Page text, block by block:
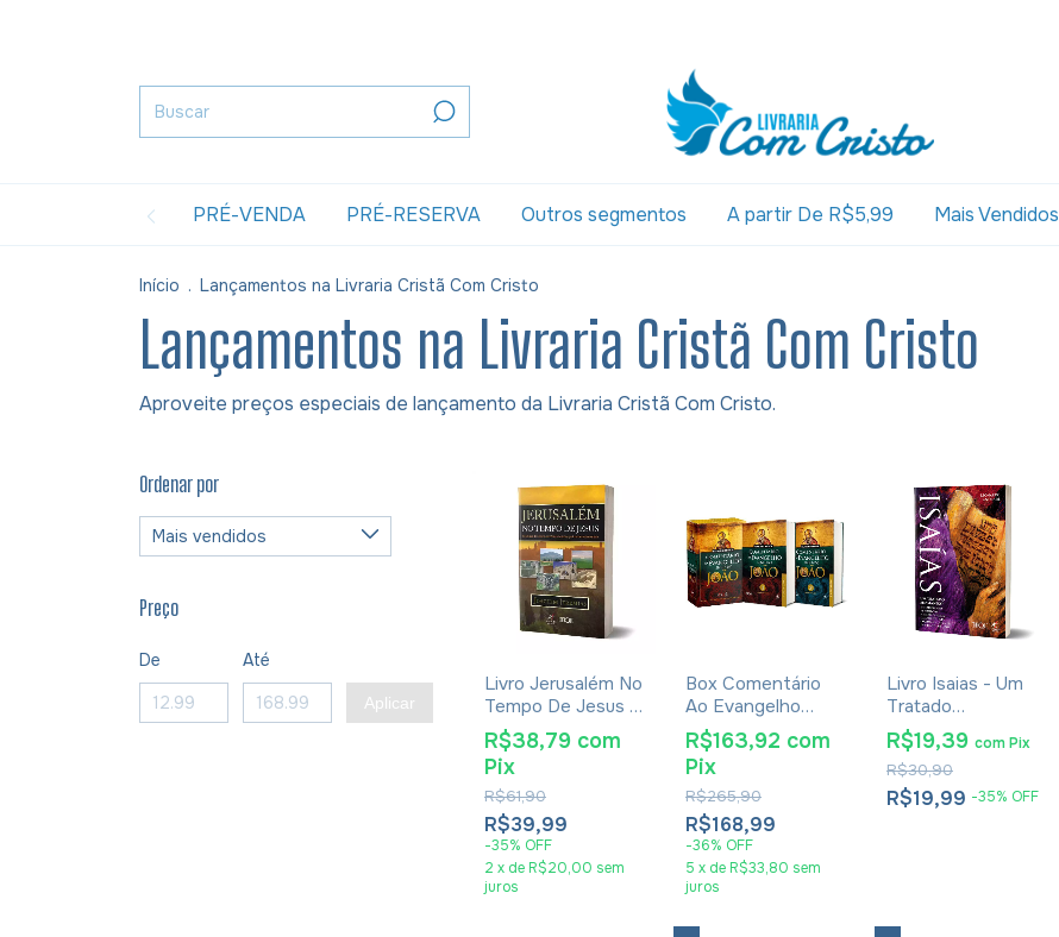
PRÉ-VENDA PRÉ-RESERVA Outros segmentos A partir De R$5,99 Mais Vendidos
Início . Lançamentos na Livraria Cristã Com Cristo
Lançamentos na Livraria Cristã Com Cristo
Aproveite preços especiais de lançamento da Livraria Cristã Com Cristo.
Ordenar por
Preço
De Até
Aplicar
Livro Jerusalém No
Tempo De Jesus -
Joachim Jeremias
- Impressão 2024
R$39,99
-35% OFF
R$61,90
R$38,79 com
Pix
2 x de R$20,00 sem
juros
Box Comentário
Ao Evangelho
Segundo João -
Raymond Brown -
2 Volumes
R$168,99
-36% OFF
R$265,90
R$163,92 com
Pix
5 x de R$33,80 sem
juros
Livro Isaias - Um
Tratado
Messiânico -
Leonardo Andrade
R$19,99 -35% OFF
R$30,90
R$19,39 comPix